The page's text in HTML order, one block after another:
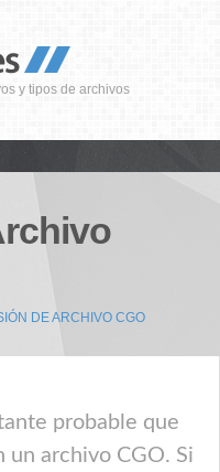
y tipos de archivos
DE ARCHIVO CGO
probable que
un archivo CGO. Si